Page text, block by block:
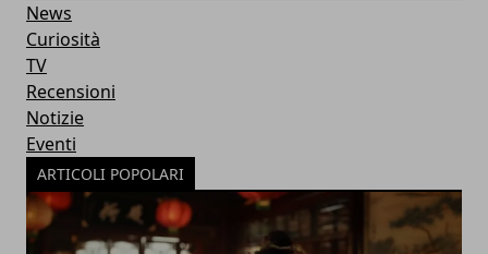
News
Curiosità
TV
Recensioni
Notizie
Eventi
ARTICOLI POPOLARI